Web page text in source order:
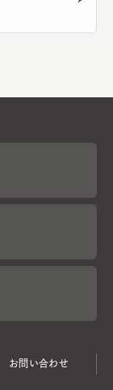
お問い合わせ